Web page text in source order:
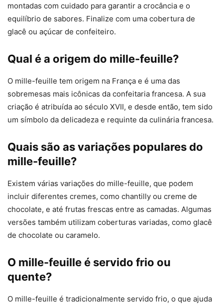
montadas com cuidado para garantir a crocância e o
equilíbrio de sabores. Finalize com uma cobertura de
glacê ou açúcar de confeiteiro.
Qual é a origem do mille-feuille?
O mille-feuille tem origem na França e é uma das
sobremesas mais icônicas da confeitaria francesa. A sua
criação é atribuída ao século XVII, e desde então, tem sido
um símbolo da delicadeza e requinte da culinária francesa.
Quais são as variações populares do
mille-feuille?
Existem várias variações do mille-feuille, que podem
incluir diferentes cremes, como chantilly ou creme de
chocolate, e até frutas frescas entre as camadas. Algumas
versões também utilizam coberturas variadas, como glacê
de chocolate ou caramelo.
O mille-feuille é servido frio ou
quente?
O mille-feuille é tradicionalmente servido frio, o que ajuda